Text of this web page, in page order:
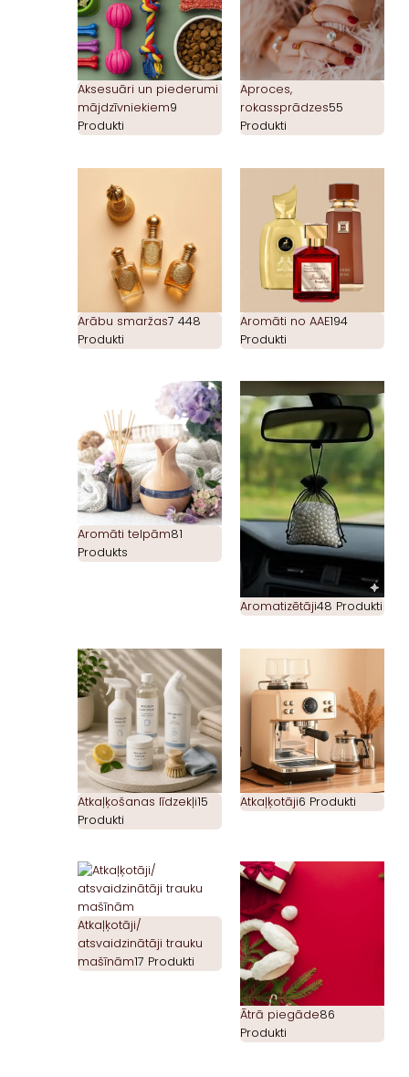
Aksesuāri un piederumi
mājdzīvniekiem9
Produkti
Aproces,
rokassprādzes55
Produkti
Arābu smaržas7 448
Produkti
Aromāti no AAE194
Produkti
Aromāti telpām81
Produkts
Aromatizētāji48 Produkti
Atkaļķošanas līdzekļi15
Produkti
Atkaļķotāji6 Produkti
Atkaļķotāji/
atsvaidzinātāji trauku
mašīnām17 Produkti
Ātrā piegāde86
Produkti